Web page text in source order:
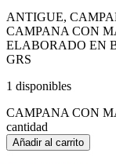
ANTIGUE,
CAMPANA CON
ELABORADO EN
GRS
1 disponibles
CAMPANA CON
cantidad
Añadir al carrito